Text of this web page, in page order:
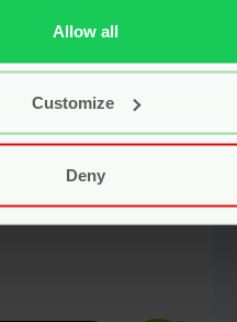
Allow all
Customize
Deny
– Maxi
–